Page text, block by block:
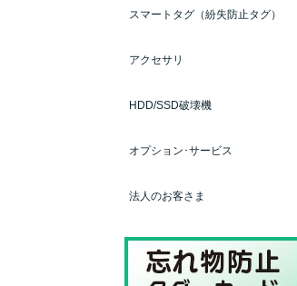
スマートタグ（紛失防止タグ）
アクセサリ
HDD/SSD破壊機
オプション･サービス
法人のお客さま